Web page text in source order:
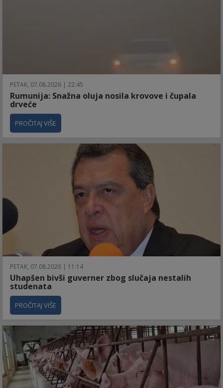
PETAK, 07.08.2026 | 22:45
Rumunija: Snažna oluja nosila krovove i čupala
drveće
PROČITAJ VIŠE
PETAK, 07.08.2026 | 11:14
Uhapšen bivši guverner zbog slučaja nestalih
studenata
PROČITAJ VIŠE